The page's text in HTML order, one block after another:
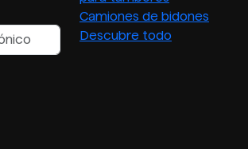
Camiones de bidones
Descubre todo